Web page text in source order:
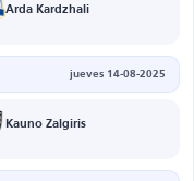
Arda Kardzhali
jueves 14-08-2025
Kauno Zalgiris